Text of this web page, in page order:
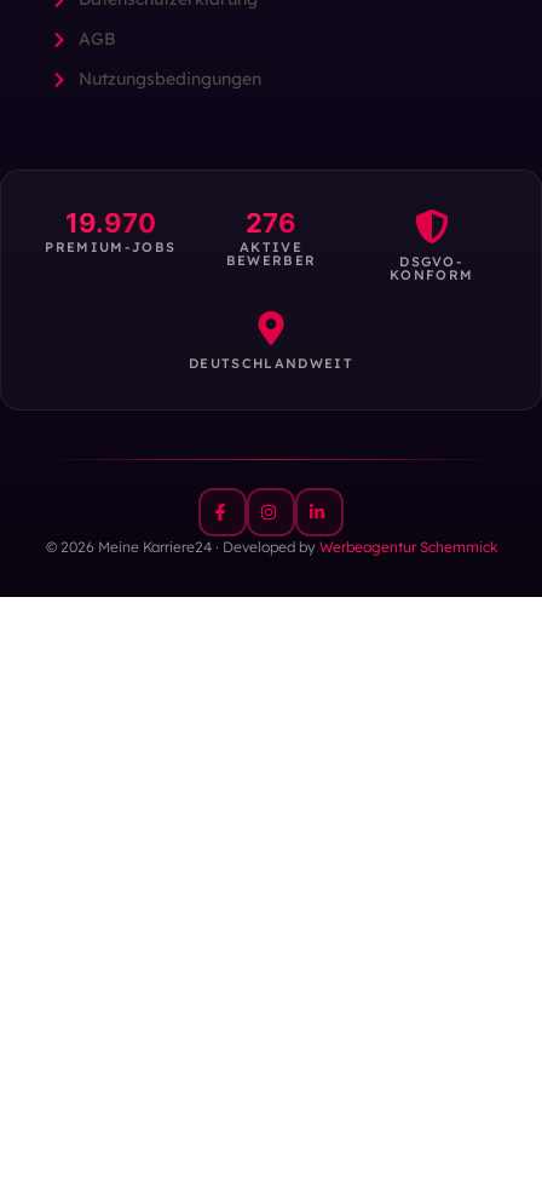
AGB
Nutzungsbedingungen
19.970
PREMIUM-JOBS
276
AKTIVE
BEWERBER DSGVO-
KONFORM
DEUTSCHLANDWEIT
© 2026 Meine Karriere24 · Developed by Werbeagentur Schemmick